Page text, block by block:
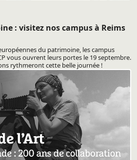
: visitez nos campus à Reims
du patrimoine, les campus
vous ouvrent leurs portes le 19 septembre.
rythmeront cette belle journée !